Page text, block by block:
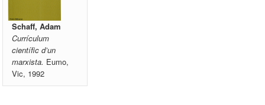
Schaff, Adam
Currículum
científic d’un
marxista. Eumo,
Vic, 1992